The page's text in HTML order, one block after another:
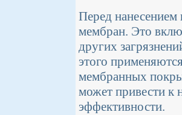
Перед нанесением
мембран. Это
других
этого
мембранных
может привести к
эффективности.